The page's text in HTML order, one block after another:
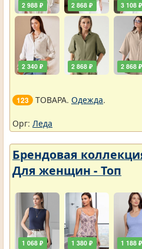
2 988 ₽
2 340 ₽
2 868 ₽
2 868 ₽
3 108 ₽
2 868 ₽
123 ТОВАРА. Одежда.
Орг: Леда
Брендовая
Для женщин - Топ
1 068 ₽ 1 380 ₽ 1 188 ₽